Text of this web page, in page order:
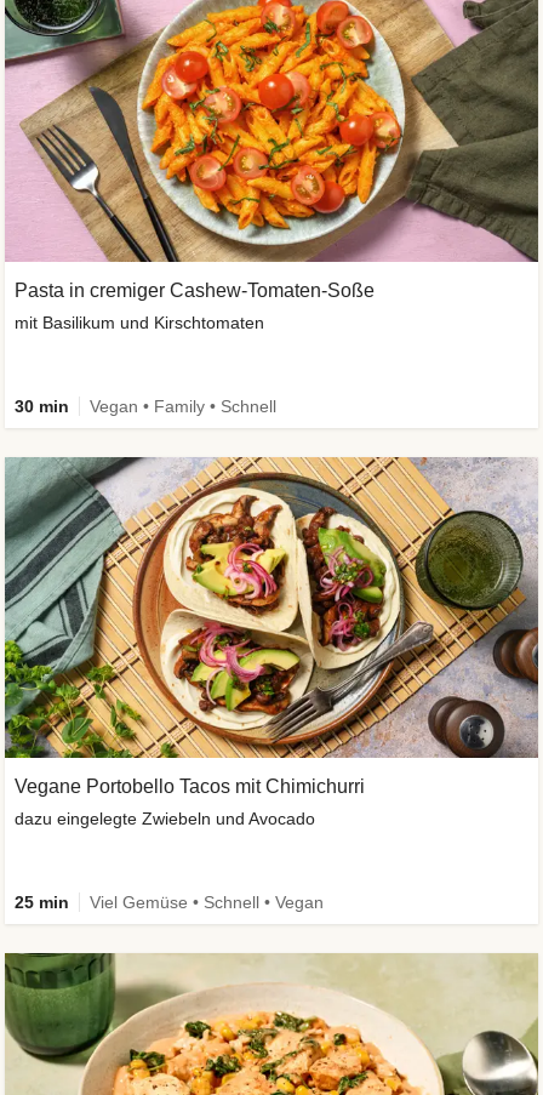
Pasta in cremiger Cashew-Tomaten-Soße
mit Basilikum und Kirschtomaten
30 min Vegan • Family • Schnell
Vegane Portobello Tacos mit Chimichurri
dazu eingelegte Zwiebeln und Avocado
25 min Viel Gemüse • Schnell • Vegan